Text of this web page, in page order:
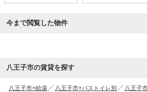
今まで閲覧した物件
八王子市の賃貸を探す
八王子市+給湯 八王子市+バストイレ別
八王子